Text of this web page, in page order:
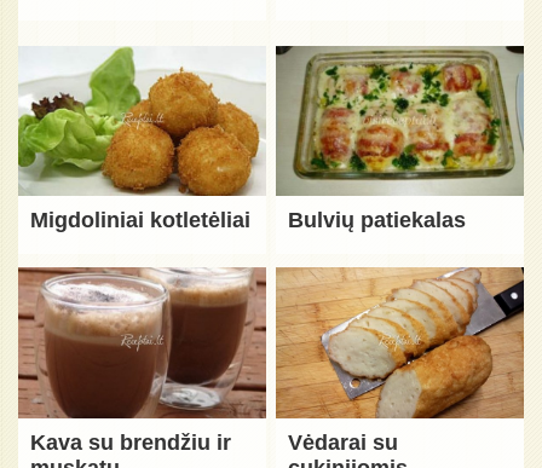
Migdoliniai kotletėliai Bulvių patiekalas
Kava su brendžiu ir
Vėdarai su